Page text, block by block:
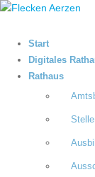
Start
Digitales
Rathaus